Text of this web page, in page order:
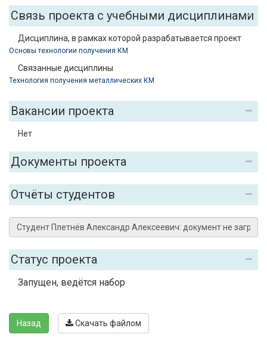
Связь проекта с учебными дисциплинами
Дисциплина, в рамках которой разрабатывается проект
Основы технологии получения КМ
Связанные дисциплины
Технология получения металлических КМ
Вакансии проекта
Нет
Документы проекта
Отчёты студентов
Статус проекта
Запущен, ведётся набор
Назад Скачать файлом